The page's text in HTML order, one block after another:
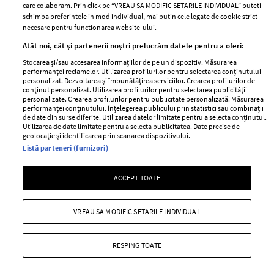
ELLE Style Awards
2024
Despre ELLE
Romania
Contact
Termeni si conditii
Politica de
confidențialitate
Politica de cookies
Stiri
GSP
Baby
Libertatea pentru
femei
Viva
care colaboram. Prin click pe “VREAU SA MODIFIC SETARILE INDIVIDUAL” puteti
schimba preferintele in mod individual, mai putin cele legate de cookie strict
necesare pentru functionarea website-ului.
Atât noi, cât și partenerii noștri prelucrăm datele pentru a oferi:
Stocarea și/sau accesarea informațiilor de pe un dispozitiv. Măsurarea
performanței reclamelor. Utilizarea profilurilor pentru selectarea conținutului
personalizat. Dezvoltarea și îmbunătățirea serviciilor. Crearea profilurilor de
conținut personalizat. Utilizarea profilurilor pentru selectarea publicității
personalizate. Crearea profilurilor pentru publicitate personalizată. Măsurarea
performanței conținutului. Înțelegerea publicului prin statistici sau combinații
de date din surse diferite. Utilizarea datelor limitate pentru a selecta conținutul.
Utilizarea de date limitate pentru a selecta publicitatea. Date precise de
geolocație și identificarea prin scanarea dispozitivului.
Listă parteneri (furnizori)
ACCEPT TOATE
RESPING TOATE
VREAU SA MODIFIC SETARILE INDIVIDUAL